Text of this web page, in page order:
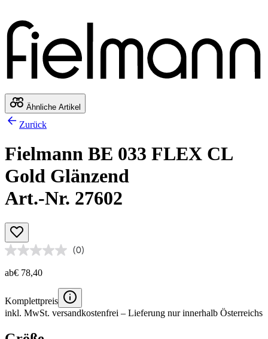
Ähnliche Artikel
Zurück
Fielmann BE 033 FLEX CL
Gold Glänzend
Art.-Nr. 27602
(0)
ab€ 78,40
Komplettpreis
inkl. MwSt. versandkostenfrei – Lieferung nur innerhalb Österreichs